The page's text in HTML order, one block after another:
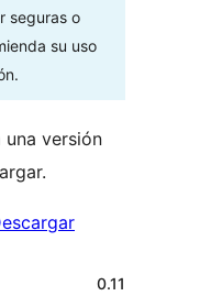
seguras o
su uso
una versión
0.11